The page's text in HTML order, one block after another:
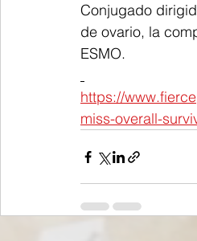
Conjugado
de ovario, la
ESMO.
https://
miss-overall-